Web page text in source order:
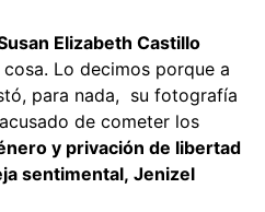
Elizabeth Castillo
Lo decimos porque a
para nada, su fotografía
de cometer los
y privación de libertad
sentimental, Jenizel